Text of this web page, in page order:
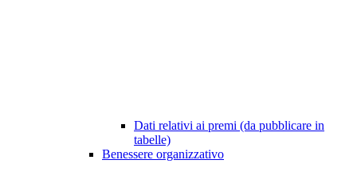
Dati relativi ai premi (da pubblicare in
tabelle)
Benessere organizzativo